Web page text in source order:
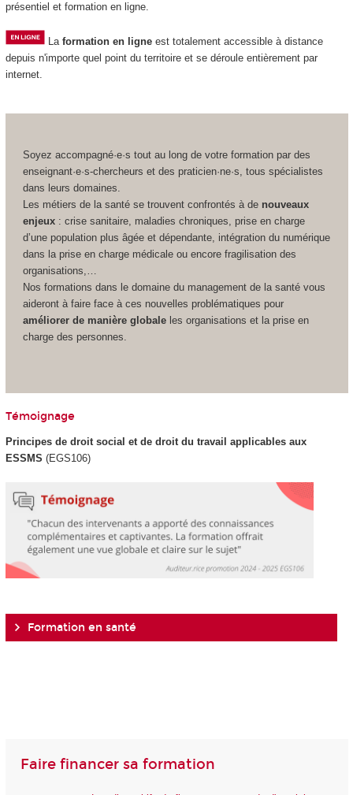
présentiel et formation en ligne.
La formation en ligneest totalement accessible à distance
depuis n'importe quel point du territoire et se déroule entièrement par
internet.
Soyez accompagné·e·s tout au long de votre formation par des
enseignant·e·s-chercheurs et des praticien·ne·s, tous spécialistes
dans leurs domaines.
Les métiers de la santé se trouvent confrontés à de nouveaux
enjeux: crise sanitaire, maladies chroniques, prise en charge
d’une population plus âgée et dépendante, intégration du numérique
dans la prise en charge médicale ou encore fragilisation des
organisations,…
Nos formations dans le domaine du management de la santé vous
aideront à faire face à ces nouvelles problématiques pour
améliorer de manière globaleles organisations et la prise en
charge des personnes.
Témoignage
Principes de droit social et de droit du travail applicables aux
ESSMS (EGS106)
Formation en santé
Faire financer sa formation